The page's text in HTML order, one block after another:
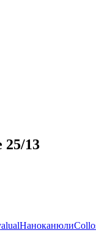
25/13
Наноканюли